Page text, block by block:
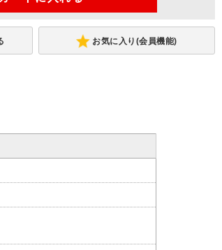
お気に入り(会員機能)